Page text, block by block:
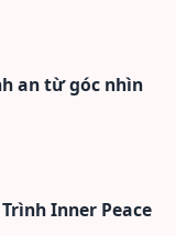
an từ góc nhìn
Inner Peace